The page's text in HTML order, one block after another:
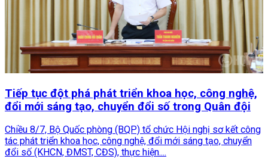
Tiếp tục đột phá phát triển khoa học, công nghệ,
đổi mới sáng tạo, chuyển đổi số trong Quân đội
Chiều 8/7, Bộ Quốc phòng (BQP) tổ chức Hội nghị sơ kết công
tác phát triển khoa học, công nghệ, đổi mới sáng tạo, chuyển
đổi số (KHCN, ĐMST, CĐS), thực hiện....